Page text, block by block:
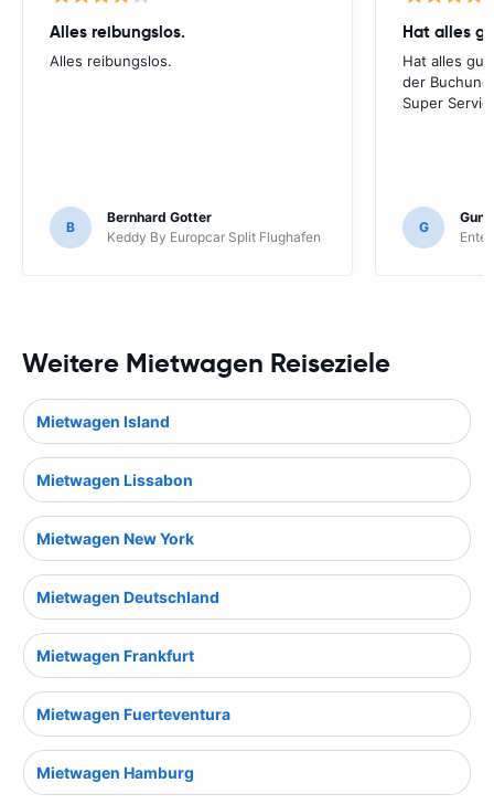
Alles reibungslos.
Alles reibungslos.
B
Bernhard Gotter
Keddy By Europcar Split Flughafen
Hat alles
Hat alles
der
Super
G
Weitere Mietwagen Reiseziele
Mietwagen Island
Mietwagen Lissabon
Mietwagen New York
Mietwagen Deutschland
Mietwagen Frankfurt
Mietwagen Fuerteventura
Mietwagen Hamburg